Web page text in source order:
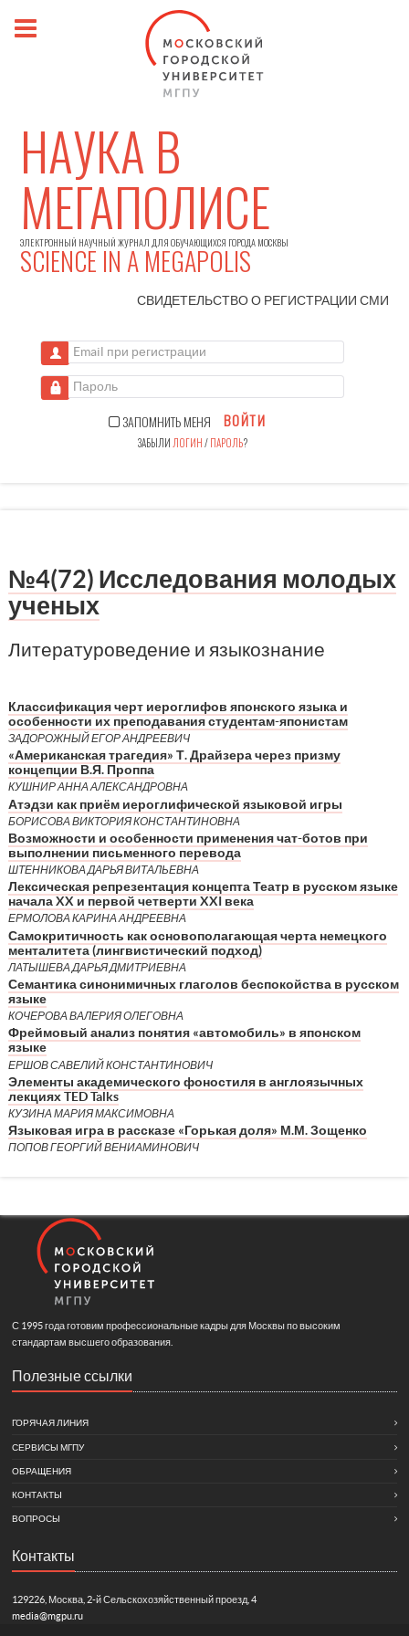
НАУКА В
МЕГАПОЛИСЕ
ЭЛЕКТРОННЫЙ НАУЧНЫЙ ЖУРНАЛ ДЛЯ ОБУЧАЮЩИХСЯ ГОРОДА МОСКВЫ
SCIENCE IN A MEGAPOLIS
СВИДЕТЕЛЬСТВО О РЕГИСТРАЦИИСМИ
Email при регистрации
Пароль
ЗАПОМНИТЬ МЕНЯ ВОЙТИ
ЗАБЫЛИ ЛОГИН/ПАРОЛЬ?
№4(72) Исследования молодых
ученых
Литературоведение и языкознание
Классификация черт иероглифов японского языка и
особенности их преподавания студентам-японистам
ЗАДОРОЖНЫЙ ЕГОР АНДРЕЕВИЧ
«Американская трагедия» Т. Драйзера через призму
концепции В.Я. Проппа
КУШНИР АННА АЛЕКСАНДРОВНА
Атэдзи как приём иероглифической языковой игры
БОРИСОВА ВИКТОРИЯ КОНСТАНТИНОВНА
Возможности и особенности применения чат-ботов при
выполнении письменного перевода
ШТЕННИКОВА ДАРЬЯ ВИТАЛЬЕВНА
Лексическая репрезентация концепта Театр в русском языке
начала XX и первой четверти XXI века
ЕРМОЛОВА КАРИНА АНДРЕЕВНА
Самокритичность как основополагающая черта немецкого
менталитета (лингвистический подход)
ЛАТЫШЕВА ДАРЬЯ ДМИТРИЕВНА
Семантика синонимичных глаголов беспокойства в русском
языке
КОЧЕРОВА ВАЛЕРИЯ ОЛЕГОВНА
Фреймовый анализ понятия «автомобиль» в японском
языке
ЕРШОВ САВЕЛИЙ КОНСТАНТИНОВИЧ
Элементы академического фоностиля в англоязычных
лекциях TED Talks
КУЗИНА МАРИЯ МАКСИМОВНА
Языковая игра в рассказе «Горькая доля» М.М. Зощенко
ПОПОВ ГЕОРГИЙ ВЕНИАМИНОВИЧ
С 1995 года готовим профессиональные кадры для Москвы по высоким
стандартам высшего образования.
Полезные ссылки
ГОРЯЧАЯ ЛИНИЯ
СЕРВИСЫ МГПУ
ОБРАЩЕНИЯ
КОНТАКТЫ
ВОПРОСЫ
Контакты
129226, Москва, 2-й Сельскохозяйственный проезд, 4
media@mgpu.ru